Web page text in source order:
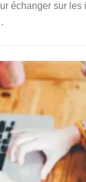
échanger sur les